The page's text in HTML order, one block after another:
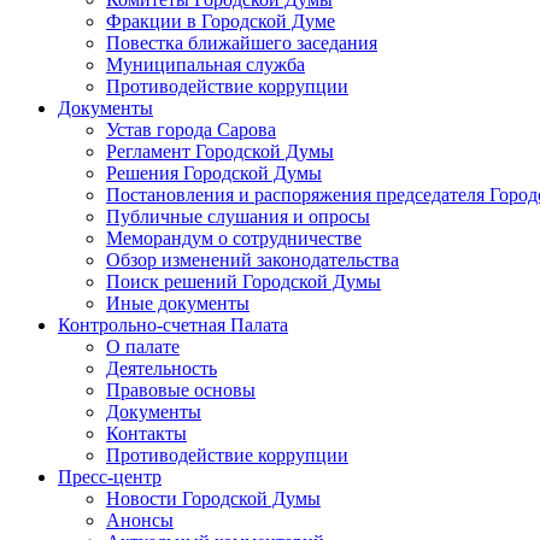
Фракции в Городской Думе
Повестка ближайшего заседания
Муниципальная служба
Противодействие коррупции
Документы
Устав города Сарова
Регламент Городской Думы
Решения Городской Думы
Постановления и распоряжения председателя
Публичные слушания и опросы
Меморандум о сотрудничестве
Обзор изменений законодательства
Поиск решений Городской Думы
Иные документы
Контрольно-счетная Палата
О палате
Деятельность
Правовые основы
Документы
Контакты
Противодействие коррупции
Пресс-центр
Новости Городской Думы
Анонсы